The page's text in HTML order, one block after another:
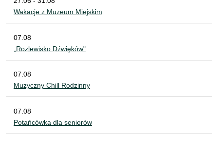
Wakacje z Muzeum Miejskim
07.08
„Rozlewisko Dźwięków"
07.08
Muzyczny Chill Rodzinny
07.08
Potańcówka dla seniorów